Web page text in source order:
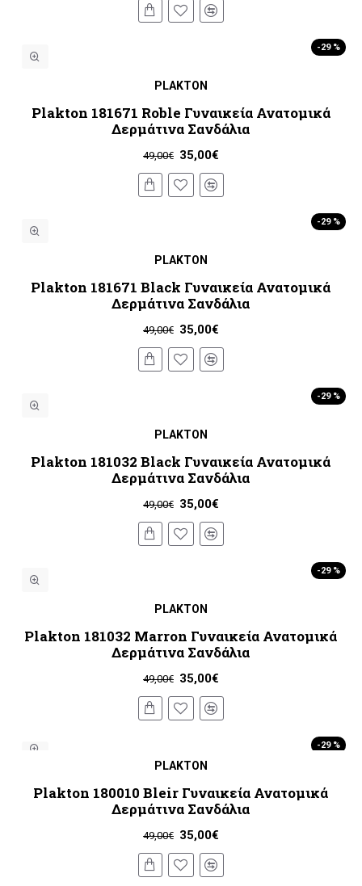
-29 %
PLAKTON
Plakton 181671 Roble Γυναικεία Ανατομικά
Δερμάτινα Σανδάλια
35,00€
49,00€
-29 %
PLAKTON
Plakton 181671 Black Γυναικεία Ανατομικά
Δερμάτινα Σανδάλια
35,00€
49,00€
-29 %
PLAKTON
Plakton 181032 Black Γυναικεία Ανατομικά
Δερμάτινα Σανδάλια
35,00€
49,00€
-29 %
PLAKTON
Plakton 181032 Marron Γυναικεία Ανατομικά
Δερμάτινα Σανδάλια
35,00€
49,00€
-29 %
PLAKTON
Plakton 180010 Bleir Γυναικεία Ανατομικά
Δερμάτινα Σανδάλια
35,00€
49,00€